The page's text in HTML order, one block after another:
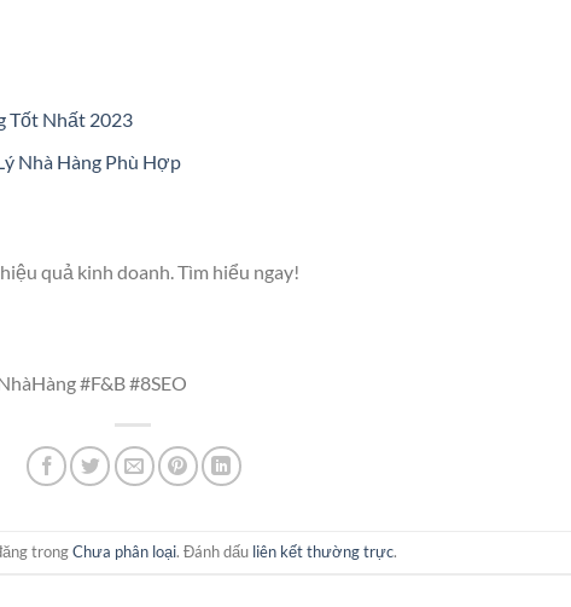
Tốt Nhất 2023
Nhà Hàng Phù Hợp
quả kinh doanh. Tìm hiểu ngay!
#F&B #8SEO
trongChưa phân loại. Đánh dấu liên kết thường trực.